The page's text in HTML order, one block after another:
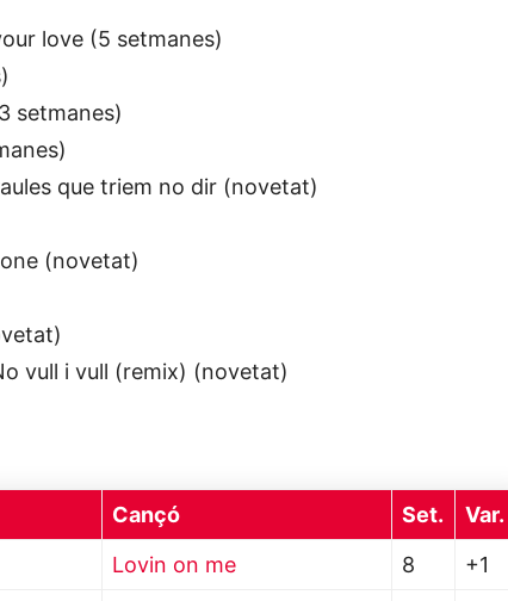
love (5 setmanes)
setmanes)
que triem no dir (novetat)
(novetat)
vull i vull (remix) (novetat)
Cançó Set.
Var.
Lovin on me 8
+1